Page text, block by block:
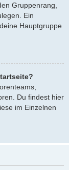
Gruppenrang,
Ein
Hauptgruppe
Du findest hier
im Einzelnen